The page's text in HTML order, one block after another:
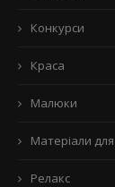
Конкурси
Краса
Малюки
Матеріали
Релакс